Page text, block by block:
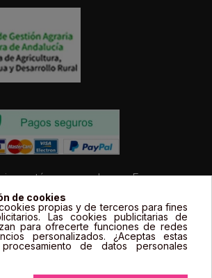
estás expresados en Euros e
las marcas, logotipos y fotos de
legal de sus propietarios y
a título informativo.
de cookies
propias y de terceros para fines
Las cookies publicitarias de
para ofrecerte funciones de redes
personalizados. ¿Aceptas estas
de datos personales